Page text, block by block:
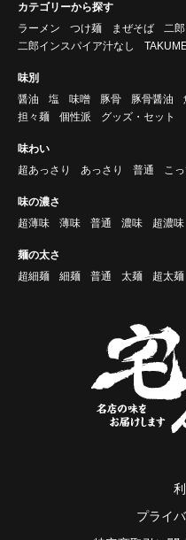
カテゴリーから探す
ラーメン
つけ麺 まぜそば
二
二郎インスパイア汁なし
味別
醤油
塩 味噌 豚骨 豚骨醤油
担々麺
個性派 グッズ・セット
味わい
超あっさり
あっさり 普通 こ
味の濃さ
超薄味
薄味 普通 濃味 超濃味
麺の太さ
超細麺
細麺 普通 太麺 超太麺
プライ